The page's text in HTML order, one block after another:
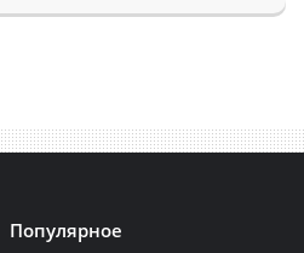
Популярное